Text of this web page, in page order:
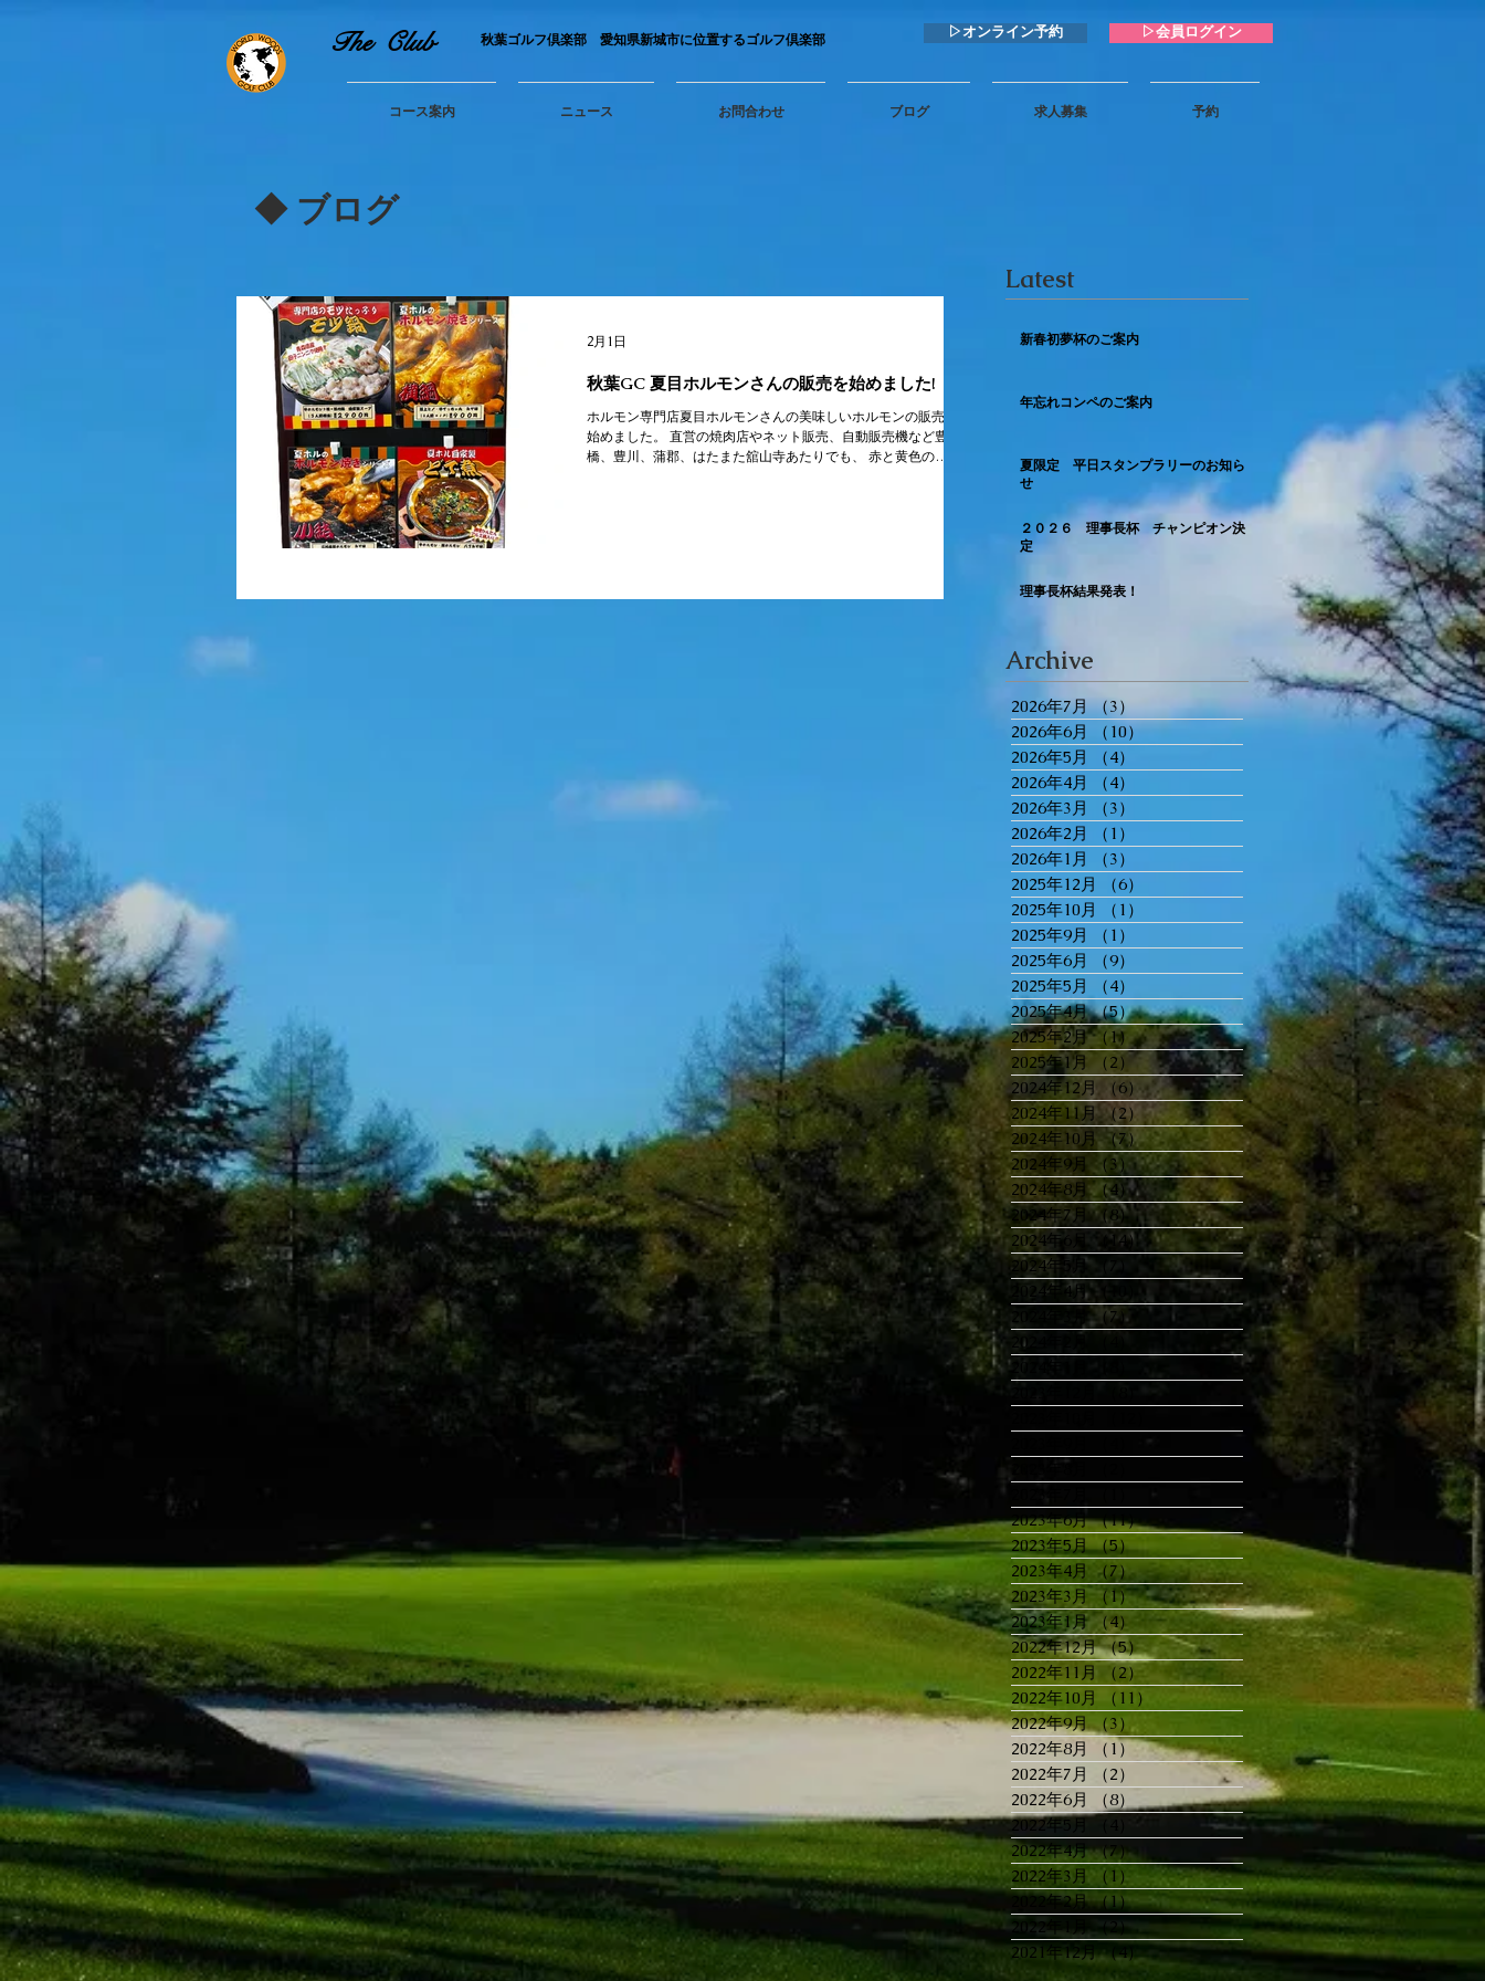
The Club ​秋葉ゴルフ倶楽部 愛知県新城市に位置するゴルフ倶楽部 ▷オンライン予約 ▷会員ログイン
コース案内 ニュース お問合わせ ブログ 求人募集 予約
​◆ ブログ
秋葉GC 夏目ホルモンさんの販売を始めました!
ホルモン専門店夏目ホルモンさんの美味しいホルモンの販売を
始めました。 直営の焼肉店やネット販売、自動販売機など豊
橋、豊川、蒲郡、はたまた舘山寺あたりでも、 赤と黄色の
に来た方、通りすがりの方でもお気軽にお立ち寄りくださいま
2月1日
Latest
新春初夢杯のご案内
年忘れコンペのご案内
夏限定 平日スタンプラリーのお知ら
せ
２０２６ 理事長杯 チャンピオン決
定
理事長杯結果発表！
​Archive
2026年7月 （3）3件の記事
2026年6月
（10）10件の記事
2026年5月
（4）
2026年4月
（4）
2026年3月
（3）
2026年2月
（1）
2026年1月
（3）
2025年12月
（6）
2025年10月
（1）
2025年9月
（1）
2025年6月
（9）
2025年5月
（4）
2025年4月 （5）5件の記事
2025年2月 （1）1件の記事
2025年1月
（2）2件の記事
2024年12月
（6） 6件の記事
2024年11月 （2） 2件の記事
2024年10月
（7） 7件の記事
2024年9月 （3）3件の記事
2024年8月 （4）4件の記事
2024年7月 （8）8件の記事
2024年6月
（14）
14件の記事
2024年5月
7件の記事
2024年4月
10件の記事
（7）
7件の記事
2024年2月
4件の記事
2023年8月
2023年6月 （11）
2023年5月 （5）5件の記事
2023年4月
（7）7件の記事
2023年3月 （1）1件の記事
2023年1月 （4）
4件の記事
2022年12月 （5） 5件の記事
2022年11月
（2） 2件の記事
2022年10月
（11）
2022年9月
（3）
2022年8月
（1）1件の記事
2022年7月
（2）
2件の記事
2022年6月
（8）
8件の記事
2022年5月
4件の記事
2022年4月 （7）
2022年3月 （1）
1件の記事
2022年2月 （1）1件の記事
2022年1月
（2）
2件の記事
2021年12月 （4） 4件の記事